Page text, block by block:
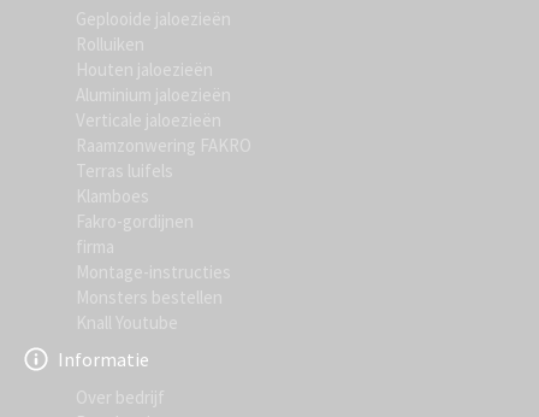
Geplooide jaloezieën
Rolluiken
Houten jaloezieën
Aluminium jaloezieën
Verticale jaloezieën
Raamzonwering FAKRO
Terras luifels
Klamboes
Fakro-gordijnen
firma
Montage-instructies
Monsters bestellen
Knall Youtube
Informatie
Over bedrijf